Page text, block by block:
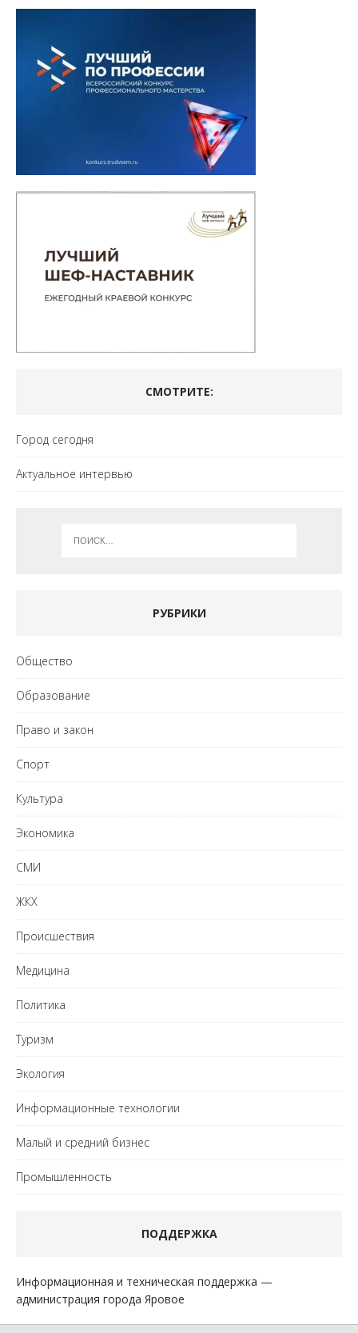
СМОТРИТЕ:
Город сегодня
Актуальное интервью
РУБРИКИ
Общество
Образование
Право и закон
Спорт
Культура
Экономика
СМИ
ЖКХ
Происшествия
Медицина
Политика
Туризм
Экология
Информационные технологии
Малый и средний бизнес
Промышленность
ПОДДЕРЖКА
Информационная и техническая поддержка —
администрация города Яровое